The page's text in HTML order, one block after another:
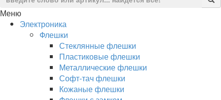
Меню
Электроника
Флешки
Стеклянные флешки
Пластиковые флешки
Металлические флешки
Софт-тач флешки
Кожаные флешки